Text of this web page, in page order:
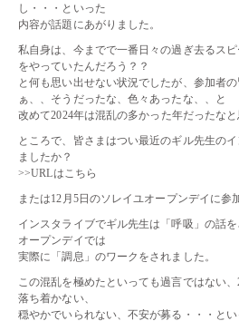
し・・・といった
内容が話題にあがりました。
私自身は、今までで一番日々の過ぎ去るス
をやっていたんだろう？？
と何も思い出せない状況でしたが、参加者
ぁ、、そうだったな、色々あったな、、と
改めて2024年は混乱の多かった年だったなと
ところで、皆さまはつい最近のギル先生の
ましたか？
>>URLはこちら
または12月5日のソレイユオープンデイに参
インスタライブでギル先生は「呼吸」の話
オープンデイでは
実際に「調息」のワークをされました。
この混乱を極めたといっても過言ではない
落ち着かない、
穏やかでいられない、不安が募る・・・と